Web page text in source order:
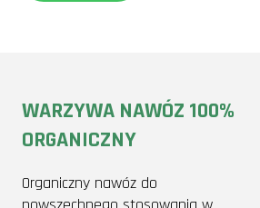
WARZYWA NAWÓZ 100%
ORGANICZNY
Organiczny nawóz do